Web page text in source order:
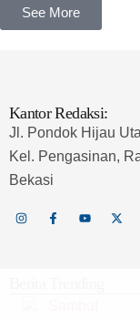
See More
Kantor Redaksi:
Jl. Pondok Hijau
Kel. Pengasinan,
Bekasi